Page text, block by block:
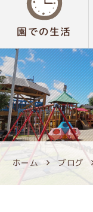
園での生活
ホーム ブログ